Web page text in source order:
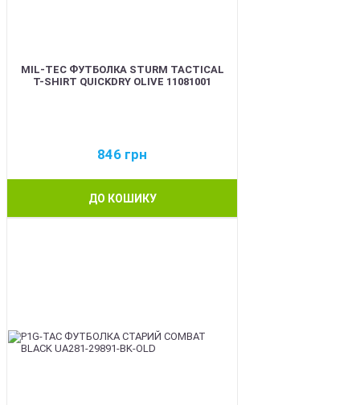
MIL-TEC ФУТБОЛКА STURM TACTICAL
T-SHIRT QUICKDRY OLIVE 11081001
846 грн
ДО КОШИКУ